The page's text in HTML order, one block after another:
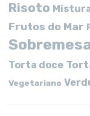
Risoto
Frutos do Mar
Torta doce
Vegetariano